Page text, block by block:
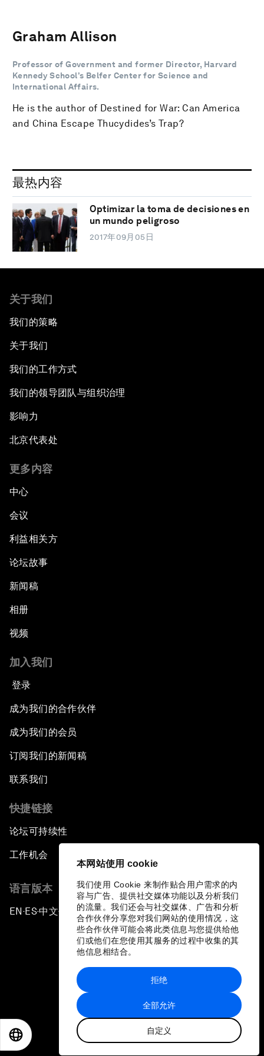
本网站使用 cookie
我们使用 Cookie 来制作贴合用户需求的内
容与广告、提供社交媒体功能以及分析我们
的流量。我们还会与社交媒体、广告和分析
合作伙伴分享您对我们网站的使用情况，这
些合作伙伴可能会将此类信息与您提供给他
们或他们在您使用其服务的过程中收集的其
他信息相结合。
全部允许
自定义
拒绝
Graham Allison
Professor of Government and former Director, Harvard
Kennedy School’s Belfer Center for Science and
International Affairs.
He is the author of Destined for War: Can America
and China Escape Thucydides’s Trap?
最热内容
Optimizar la toma de decisiones en
un mundo peligroso
2017年09月05日
关于我们
我们的策略
关于我们
我们的工作方式
我们的领导团队与组织治理
影响力
北京代表处
更多内容
中心
会议
利益相关方
论坛故事
新闻稿
相册
视频
加入我们
登录
成为我们的合作伙伴
成为我们的会员
订阅我们的新闻稿
联系我们
快捷链接
论坛可持续性
工作机会
语言版本
EN ▪ES▪中文▪ 日本語
站点地图
世界经济论坛